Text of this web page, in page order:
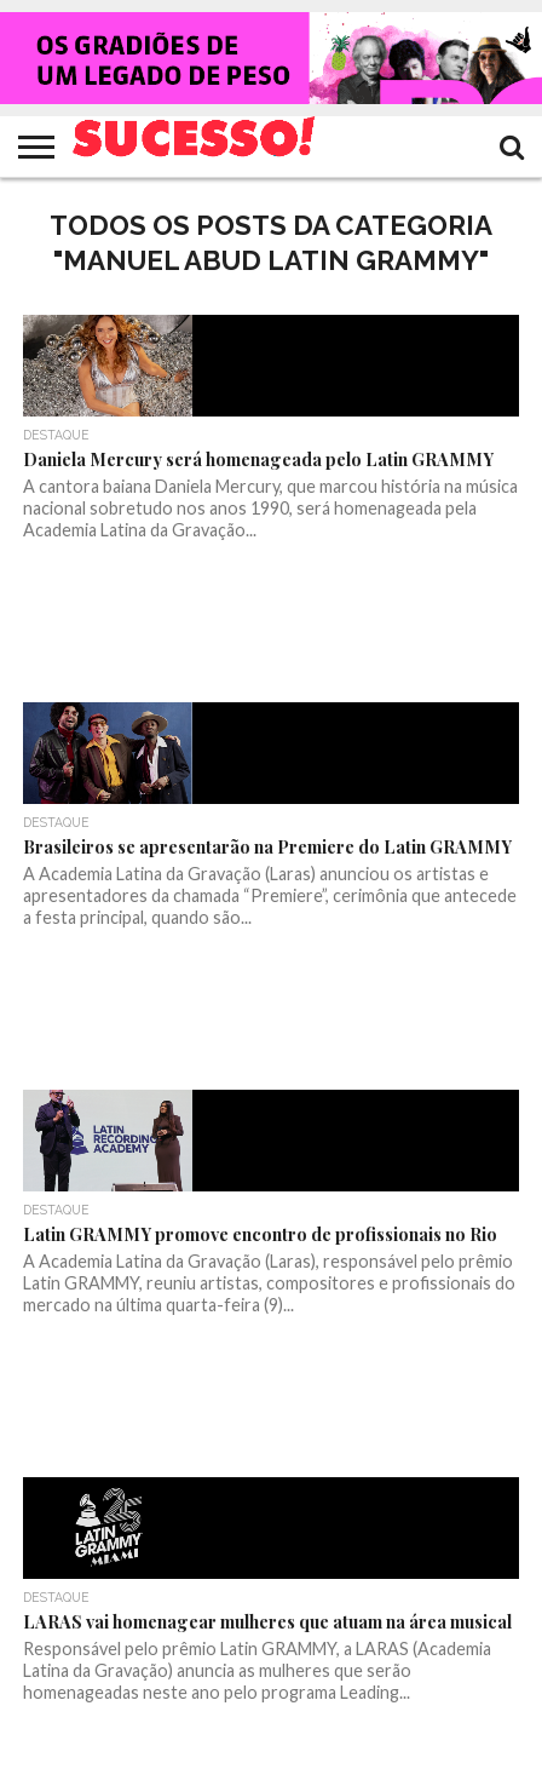
HOME
NOTÍCIAS
SHOWS
ENTREVISTAS
CLIQUES
RANKING
CROWLEY
TV
SUCESSO!
REVISTA
SUCESSO!
TODOS OS POSTS DA CATEGORIA
"MANUEL ABUD LATIN GRAMMY"
DESTAQUE
Daniela Mercury será homenageada pelo Latin GRAMMY
A cantora baiana Daniela Mercury, que marcou história na música
nacional sobretudo nos anos 1990, será homenageada pela
Academia Latina da Gravação...
DESTAQUE
Brasileiros se apresentarão na Premiere do Latin GRAMMY
A Academia Latina da Gravação (Laras) anunciou os artistas e
apresentadores da chamada “Premiere”, cerimônia que antecede
a festa principal, quando são...
DESTAQUE
Latin GRAMMY promove encontro de profissionais no Rio
A Academia Latina da Gravação (Laras), responsável pelo prêmio
Latin GRAMMY, reuniu artistas, compositores e profissionais do
mercado na última quarta-feira (9)...
DESTAQUE
LARAS vai homenagear mulheres que atuam na área musical
Responsável pelo prêmio Latin GRAMMY, a LARAS (Academia
Latina da Gravação) anuncia as mulheres que serão
homenageadas neste ano pelo programa Leading...